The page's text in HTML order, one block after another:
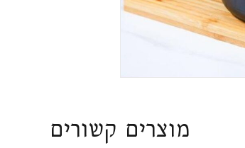
מוצרים קשורים